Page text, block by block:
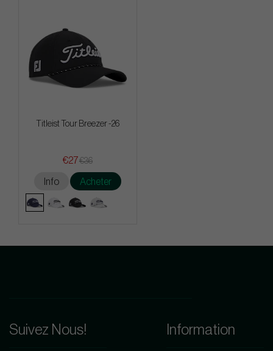
Titleist Tour Breezer -26
€27€36
Info Acheter
Suivez Nous! Information